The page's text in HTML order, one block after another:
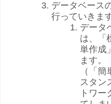
データベース
行っていきます
データ
は、「
単作成
ます。
（「
スタン
トワ